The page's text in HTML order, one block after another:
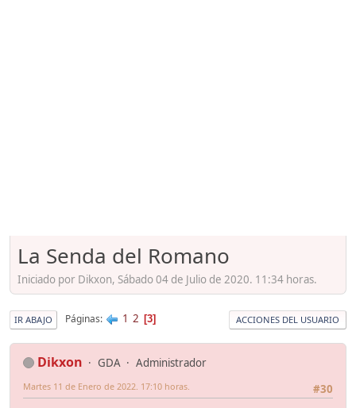
La Senda del Romano
Iniciado por Dikxon, Sábado 04 de Julio de 2020. 11:34 horas.
IR ABAJO Páginas 1 2 3 ACCIONES DEL USUARIO
Dikxon GDA
Administrador
#30
Martes 11 de Enero de 2022. 17:10 horas.